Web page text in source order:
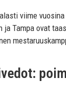
viime
Tampa ovat